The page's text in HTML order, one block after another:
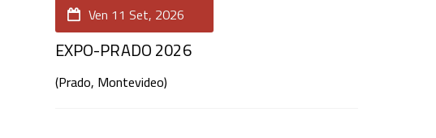
Ven 11 Set, 2026
EXPO-PRADO 2026
(Prado, Montevideo)